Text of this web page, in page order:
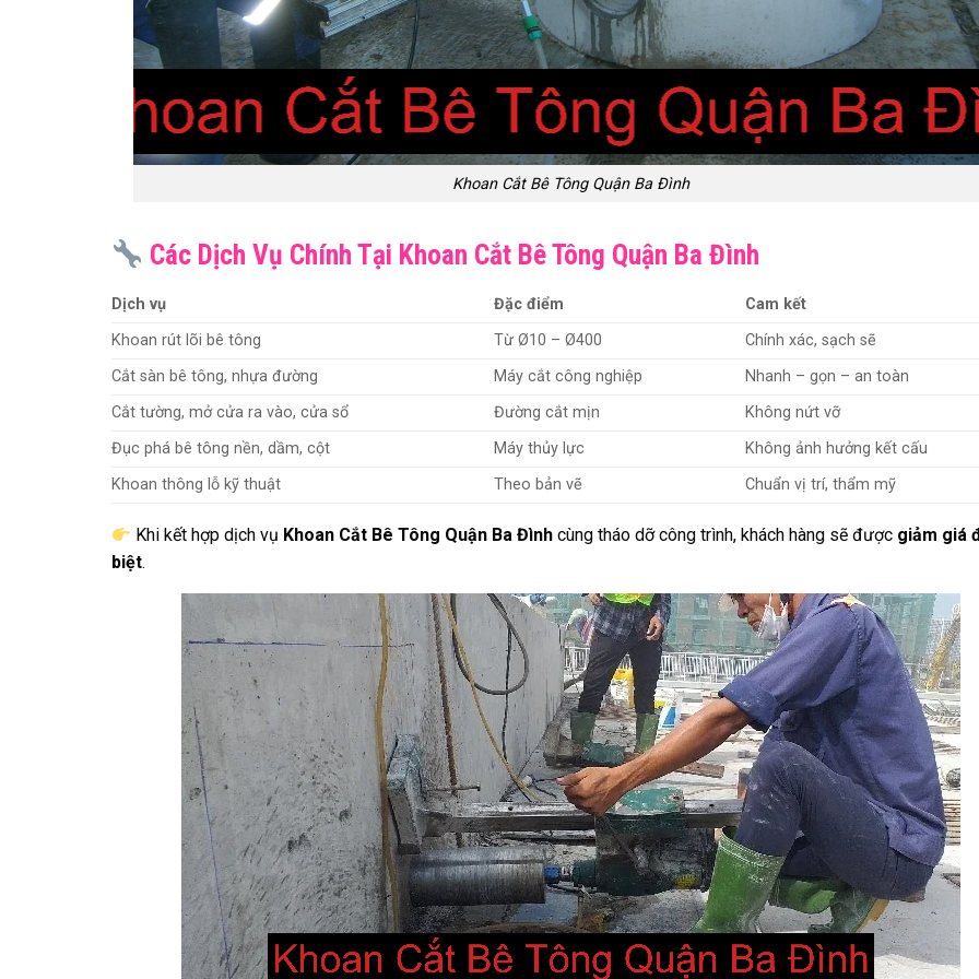
Khoan Cắt Bê Tông Quận Ba Đình
Các Dịch Vụ Chính Tại Khoan Cắt Bê Tông Quận Ba Đình
Dịch vụ Đặc điểm
Cam kết
Khoan rút lõi bê tông
Từ Ø10 – Ø400
Chính xác, sạch sẽ
Cắt sàn bê tông, nhựa đường
Máy cắt công nghiệp
Nhanh – gọn – an toàn
Cắt tường, mở cửa ra vào, cửa sổ
Đường cắt mịn
Không nứt vỡ
Đục phá bê tông nền, dầm, cột
Máy thủy lực
Không ảnh hưởng kết cấu
Khoan thông lỗ kỹ thuật
Theo bản vẽ Chuẩn vị trí, thẩm mỹ
Khi kết hợp dịch vụ Khoan Cắt Bê Tông Quận Ba Đình cùng tháo dỡ công trình, khách hàng sẽ được giảm giá
biệt.